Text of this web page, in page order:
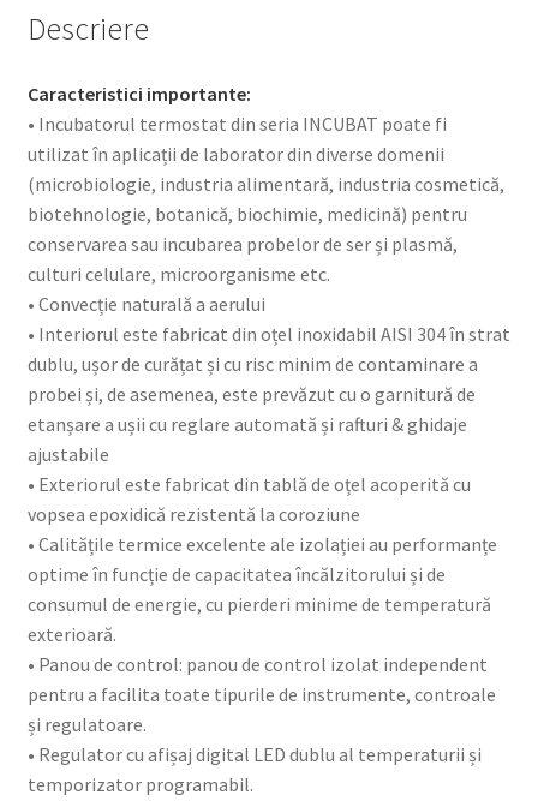
Descriere
Caracteristici importante:
• Incubatorul termostat din seria INCUBAT poate fi
utilizat în aplicații de laborator din diverse domenii
(microbiologie, industria alimentară, industria cosmetică,
biotehnologie, botanică, biochimie, medicină) pentru
conservarea sau incubarea probelor de ser și plasmă,
culturi celulare, microorganisme etc.
• Convecție naturală a aerului
• Interiorul este fabricat din oțel inoxidabil AISI 304 în strat
dublu, ușor de curățat și cu risc minim de contaminare a
probei și, de asemenea, este prevăzut cu o garnitură de
etanșare a ușii cu reglare automată și rafturi & ghidaje
ajustabile
• Exteriorul este fabricat din tablă de oțel acoperită cu
vopsea epoxidică rezistentă la coroziune
• Calitățile termice excelente ale izolației au performanțe
optime în funcție de capacitatea încălzitorului și de
consumul de energie, cu pierderi minime de temperatură
exterioară.
• Panou de control: panou de control izolat independent
pentru a facilita toate tipurile de instrumente, controale
și regulatoare.
• Regulator cu afișaj digital LED dublu al temperaturii și
temporizator programabil.